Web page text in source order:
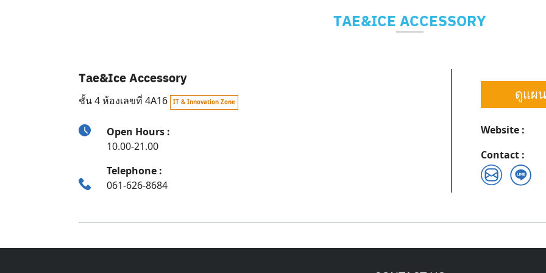
TAE&ICE ACCESSORY
Tae&Ice Accessory
ชั้น 4 ห้องเลขที่ 4A16 IT & Innovation Zone
Open Hours :
10.00-21.00
Telephone :
061-626-8684
ดูแผ
Website :
Contact :